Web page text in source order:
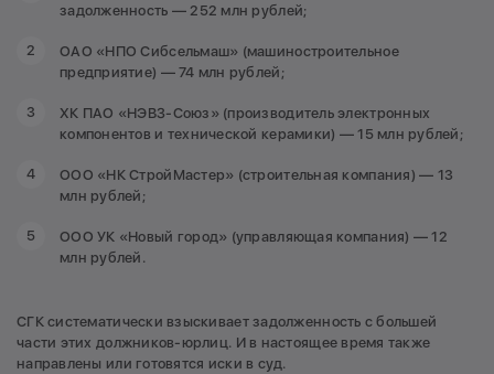
задолженность — 252 млн рублей;
ОАО «НПО Сибсельмаш» (машиностроительное
предприятие) — 74 млн рублей;
ХК ПАО «НЭВЗ-Союз» (производитель электронных
компонентов и технической керамики) — 15 млн рублей;
ООО «НК СтройМастер» (строительная компания) — 13
млн рублей;
ООО УК «Новый город» (управляющая компания) — 12
млн рублей.
СГК систематически взыскивает задолженность с большей
части этих должников-юрлиц. И в настоящее время также
направлены или готовятся иски в суд.